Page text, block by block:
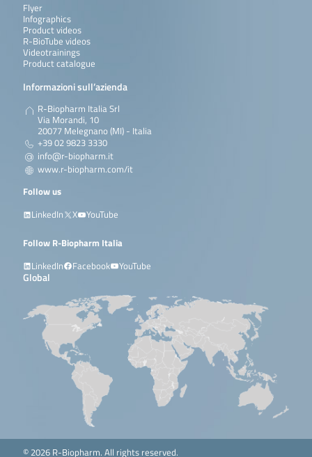
Flyer
Infographics
Product videos
R-BioTube videos
Videotrainings
Product catalogue
Informazioni sull’azienda
R-Biopharm Italia Srl
Via Morandi, 10
20077 Melegnano (MI) - Italia
+39 02 9823 3330
info@r-biopharm.it
www.r-biopharm.com/it
Follow us
LinkedIn
X YouTube
Follow R-Biopharm Italia
LinkedIn
Facebook YouTube
Global
© 2026 R-Biopharm. All rights reserved.